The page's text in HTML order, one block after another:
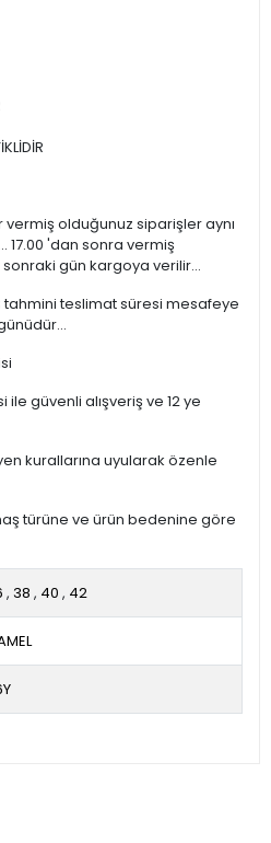
vermiş olduğunuz siparişler aynı
'dan sonra vermiş
gün kargoya verilir...
teslimat süresi mesafeye
güvenli alışveriş ve 12 ye
kurallarına uyularak özenle
türüne ve ürün bedenine göre
, 38 , 40 , 42